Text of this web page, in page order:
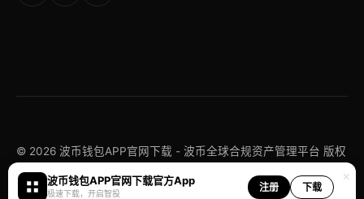
© 2026 波币钱包APP官网下载 - 波币全球合规资产管理平台 版权
所有
波币钱包APP官网下载官方App
极速下载，开启智投 注册 下载
×